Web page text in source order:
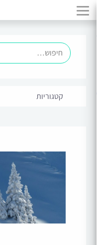
קטגוריות
סקירות ומגמות שוק
פיתוח קריירה(10)